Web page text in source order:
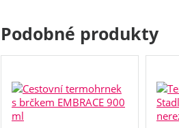
Podobné produkty